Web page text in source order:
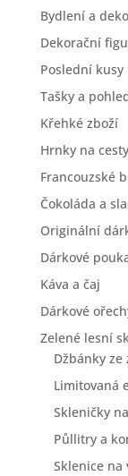
Bydlení a
Dekorační
Poslední kusy
Tašky a
Křehké zboží
Hrnky na
Francouzské
Čokoláda a
Originální
Dárkové
Káva a čaj
Dárkové
Zelené lesní
Džbánky ze
Limitovaná
Skleničky
Půllitry a
Sklenice na